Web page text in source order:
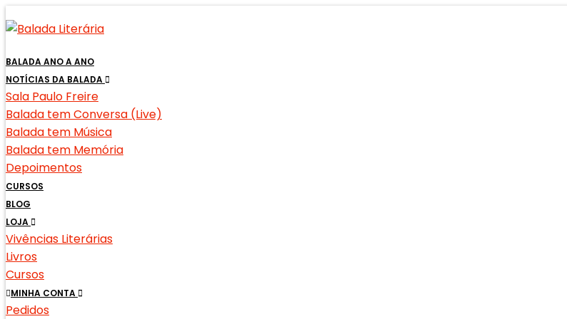
BALADA ANO A ANO
NOTÍCIAS DA BALADA
Sala Paulo Freire
Balada tem Conversa (Live)
Balada tem Música
Balada tem Memória
Depoimentos
CURSOS
BLOG
LOJA
Vivências Literárias
Livros
Cursos
MINHA CONTA
Pedidos